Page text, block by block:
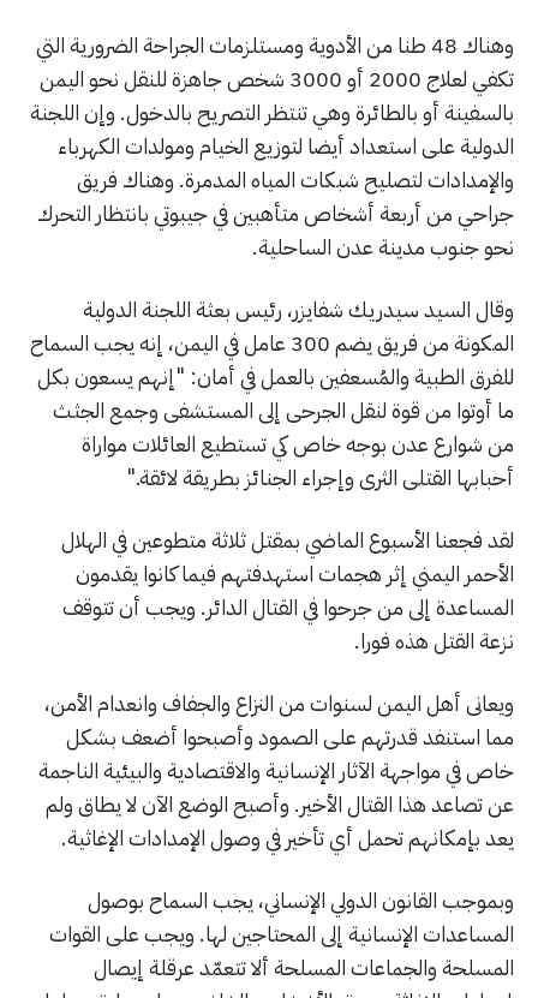
وهناك 48 طنا من الأدوية ومستلزمات الجراحة الضرورية التي
تكفي لعلاج 2000 أو 3000 شخص جاهزة للنقل نحو اليمن
بالسفينة أو بالطائرة وهي تنتظر التصريح بالدخول. وإن اللجنة
الدولية على استعداد أيضا لتوزيع الخيام ومولدات الكهرباء
والإمدادات لتصليح شبكات المياه المدمرة. وهناك فريق
جراحي من أربعة أشخاص متأهبين في جيبوتي بانتظار التحرك
نحو جنوب مدينة عدن الساحلية.
وقال السيد سيدريك شفايزر، رئيس بعثة اللجنة الدولية
المكونة من فريق يضم 300 عامل في اليمن، إنه يجب السماح
للفرق الطبية والمُسعفين بالعمل في أمان: "إنهم يسعون بكل
ما أوتوا من قوة لنقل الجرحى إلى المستشفى وجمع الجثث
من شوارع عدن بوجه خاص كي تستطيع العائلات مواراة
أحبابها القتلى الثرى وإجراء الجنائز بطريقة لائقة."
لقد فجعنا الأسبوع الماضي بمقتل ثلاثة متطوعين في الهلال
الأحمر اليمني إثر هجمات استهدفتهم فيما كانوا يقدمون
المساعدة إلى من جرحوا في القتال الدائر. ويجب أن تتوقف
نزعة القتل هذه فورا.
ويعانى أهل اليمن لسنوات من النزاع والجفاف وانعدام الأمن،
مما استنفد قدرتهم على الصمود وأصبحوا أضعف بشكل
خاص في مواجهة الآثار الإنسانية والاقتصادية والبيئية الناجمة
عن تصاعد هذا القتال الأخير. وأصبح الوضع الآن لا يطاق ولم
يعد بإمكانهم تحمل أي تأخير في وصول الإمدادات الإغاثية.
وبموجب القانون الدولي الإنساني، يجب السماح بوصول
المساعدات الإنسانية إلى المحتاجين لها. ويجب على القوات
المسلحة والجماعات المسلحة ألا تتعمّد عرقلة إيصال